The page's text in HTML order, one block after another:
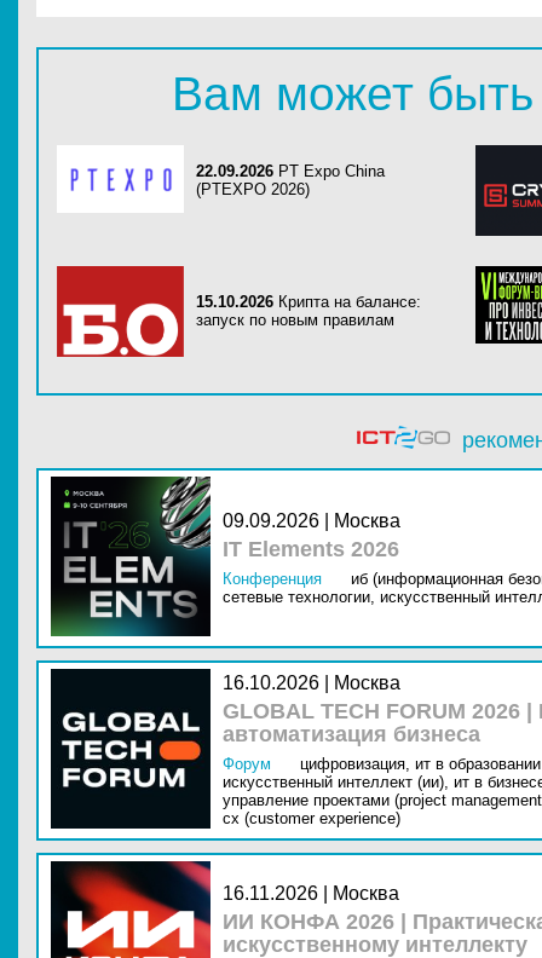
Вам может быть
22.09.2026 PT Expo China
(PTEXPO 2026)
15.10.2026 Крипта на балансе:
запуск по новым правилам
09.09.2026 | Москва
IT Elements 2026
Конференция
иб (информационная
сетевые технологии, искусственный
16.10.2026 | Москва
GLOBAL TECH FORUM
автоматизация бизнеса
Форум цифровизация, ит в
искусственный интеллект (ии), ит в
управление проектами (project
cx (customer experience)
16.11.2026 | Москва
ИИ КОНФА 2026 |
искусственному интеллекту